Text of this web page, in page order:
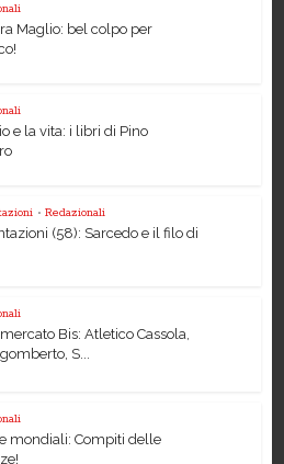
Maglio: bel colpo per
e la vita: i libri di Pino
• Redazionali
(58): Sarcedo e il filo di
Bis: Atletico Cassola,
S...
mondiali: Compiti delle